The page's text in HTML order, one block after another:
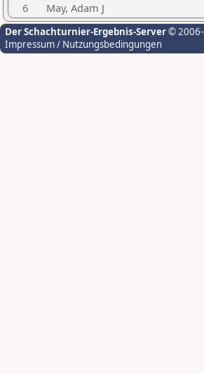
6
May, Adam J
Der Schachturnier-Ergebnis-Server©
Impressum / Nutzungsbedingungen